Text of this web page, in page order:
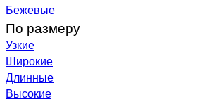
Бежевые
По размеру
Узкие
Широкие
Длинные
Высокие